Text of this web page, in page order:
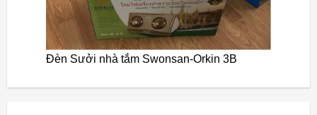
Đèn Sưởi nhà tắm Swonsan-Orkin 3B